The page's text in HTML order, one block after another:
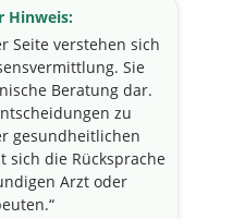
Hinweis:
Seite verstehen sich
Sie
Beratung dar.
zu
gesundheitlichen
sich die Rücksprache
Arzt oder